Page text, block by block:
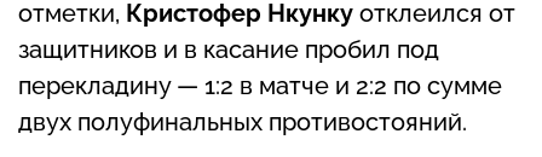
отметки, Кристофер Нкунку отклеился от
защитников и в касание пробил под
перекладину — 1:2 в матче и 2:2 по сумме
двух полуфинальных противостояний.